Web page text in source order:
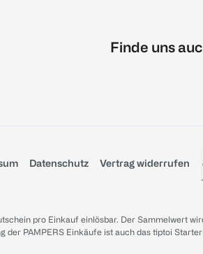
Finde uns
Datenschutz Vertrag widerrufen
pro Einkauf einlösbar. Der Sammelwert
der PAMPERS Einkäufe ist auch das tiptoi